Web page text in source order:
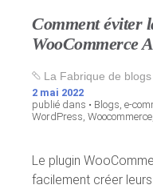
Comment éviter
WooCommerce
La Fabrique de blogs
2 mai 2022
publié dans • Blogs, e-
WordPress, Woocommerce
Le plugin
facilement créer